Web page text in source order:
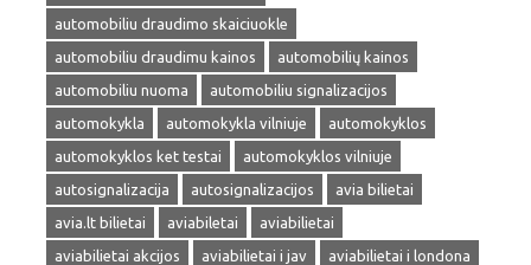
automobiliu draudimo skaiciuokle
automobiliu draudimu kainos
automobilių kainos
automobiliu nuoma
automobiliu signalizacijos
automokykla
automokykla vilniuje
automokyklos
automokyklos ket testai
automokyklos vilniuje
autosignalizacija
autosignalizacijos
avia bilietai
avia.lt bilietai
aviabiletai
aviabilietai
aviabilietai akcijos
aviabilietai i jav
aviabilietai i londona